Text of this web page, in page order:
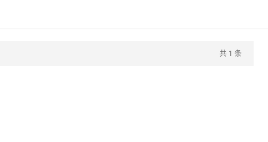
共 1 条